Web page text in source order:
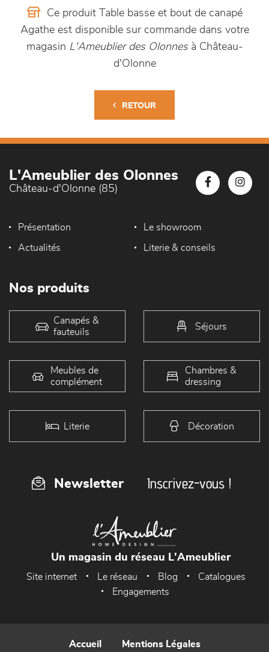
Ce produit Table basse et bout de canapé
Agathe est disponible sur commande dans votre
magasin L'Ameublier des Olonnesà Château-
d'Olonne
RETOUR
L'Ameublier des Olonnes
Château-d'Olonne (85)
Présentation Le showroom
Actualités Literie & conseils
Nos produits
Canapés &
fauteuils
Séjours
Meubles de
complément
Chambres &
dressing
Literie Décoration
Newsletter Inscrivez-vous !
Un magasin du réseau L'Ameublier
Site internet Le réseau Blog
Catalogues
Engagements
Accueil Mentions Légales